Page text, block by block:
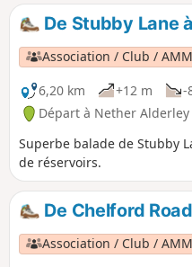
De Stubby Lane
Association / Club / AMM
6,20 km
+12 m -
Départ à Nether Alderley
Superbe balade de Stubby
de réservoirs.
De Chelford
Association / Club / AMM